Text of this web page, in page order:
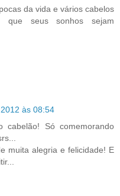
da vida e vários cabelos
que seus sonhos sejam
às 08:54
cabelão! Só comemorando
muita alegria e felicidade! E